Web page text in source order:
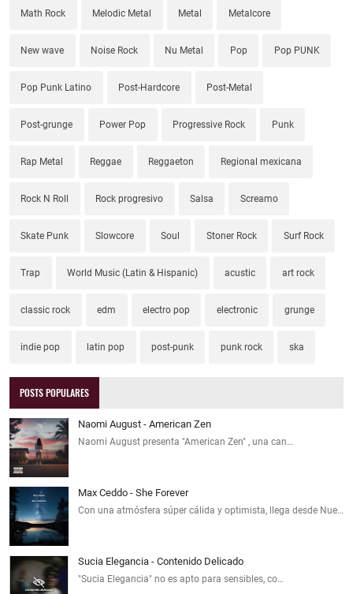
Math Rock Melodic Metal Metal Metalcore
New wave Noise Rock Nu Metal Pop Pop PUNK
Pop Punk Latino Post-Hardcore Post-Metal
Post-grunge Power Pop Progressive Rock Punk
Rap Metal Reggae Reggaeton Regional mexicana
Rock N Roll Rock progresivo Salsa Screamo
Skate Punk Slowcore Soul Stoner Rock Surf Rock
Trap World Music (Latin & Hispanic) acustic art rock
classic rock edm electro pop electronic grunge
indie pop latin pop post-punk punk rock ska
POSTS POPULARES
Naomi August - American Zen
Naomi August presenta "American Zen" , una can…
Max Ceddo - She Forever
Con una atmósfera súper cálida y optimista, llega desde Nue…
Sucia Elegancia - Contenido Delicado
"Sucia Elegancia" no es apto para sensibles, co…